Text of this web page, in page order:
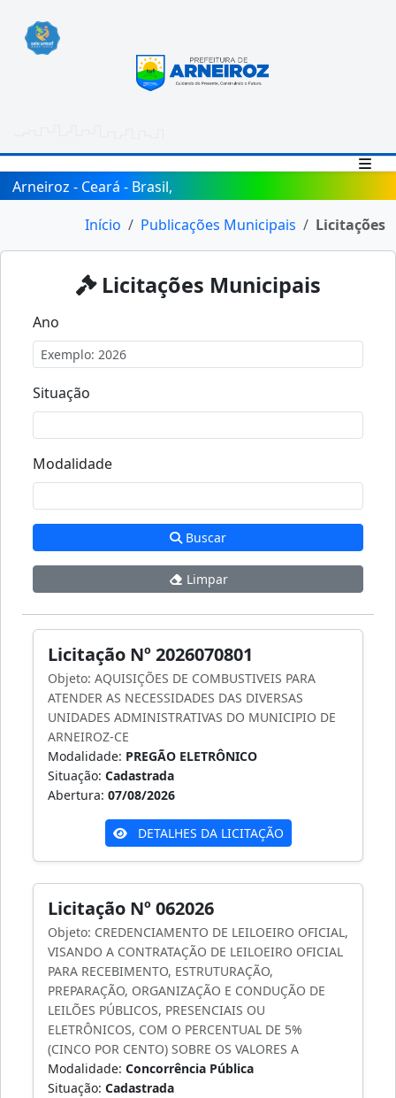
Arneiroz - Ceará - Brasil,
Início
Publicações Municipais Licitações
Licitações Municipais
Ano
Situação
Modalidade
Buscar
Limpar
Licitação Nº 2026070801
Objeto: AQUISIÇÕES DE COMBUSTIVEIS PARA
ATENDER AS NECESSIDADES DAS DIVERSAS
UNIDADES ADMINISTRATIVAS DO MUNICIPIO DE
ARNEIROZ-CE
Modalidade: PREGÃO ELETRÔNICO
Situação: Cadastrada
Abertura: 07/08/2026
DETALHES DA LICITAÇÃO
Licitação Nº 062026
Objeto: CREDENCIAMENTO DE LEILOEIRO OFICIAL,
VISANDO A CONTRATAÇÃO DE LEILOEIRO OFICIAL
PARA RECEBIMENTO, ESTRUTURAÇÃO,
PREPARAÇÃO, ORGANIZAÇÃO E CONDUÇÃO DE
LEILÕES PÚBLICOS, PRESENCIAIS OU
ELETRÔNICOS, COM O PERCENTUAL DE 5%
(CINCO POR CENTO) SOBRE OS VALORES A
Modalidade: Concorrência Pública
Situação: Cadastrada